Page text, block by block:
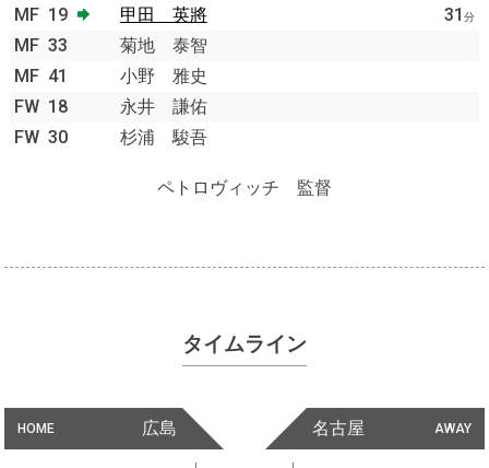
MF 19 甲田 英將 31 分
MF 33
菊地 泰智
MF 41
小野 雅史
FW 18
永井 謙佑
FW 30 杉浦 駿吾
ペトロヴィッチ 監督
タイムライン
HOME 広島 AWAY
名古屋